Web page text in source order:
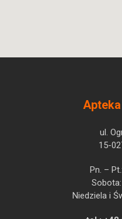
ul.
15-
Pn. –
Niedziela i